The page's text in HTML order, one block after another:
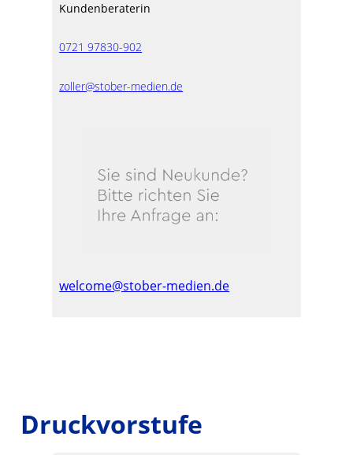
Kundenberaterin
0721 97830-902
zoller@stober-medien.de
welcome@stober-medien.de
Druckvorstufe